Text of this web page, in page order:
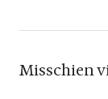
Misschien